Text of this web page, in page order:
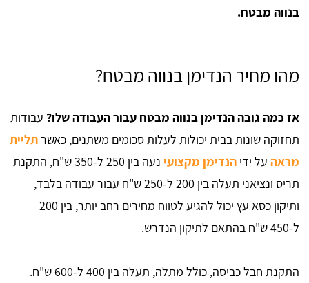
בנווה מבטח.
מהו מחיר הנדימן בנווה מבטח?
אז כמה גובה הנדימן בנווה מבטח עבור העבודה שלו? עבודות
תחזוקה שונות בבית יכולות לעלות סכומים משתנים, כאשרתליית
מראה על ידי הנדימן מקצועי
נעה בין 250 ל-350 ש"ח, התקנת
תריס ונציאני תעלה בין 200 ל-250 ש"ח עבור עבודה בלבד,
ותיקון כסא עץ יכול להגיע לטווח מחירים רחב יותר, בין 200
ל-450 ש"ח בהתאם לתיקון הנדרש.
התקנת חבל כביסה, כולל מתלה, תעלה בין 400 ל-600 ש"ח.